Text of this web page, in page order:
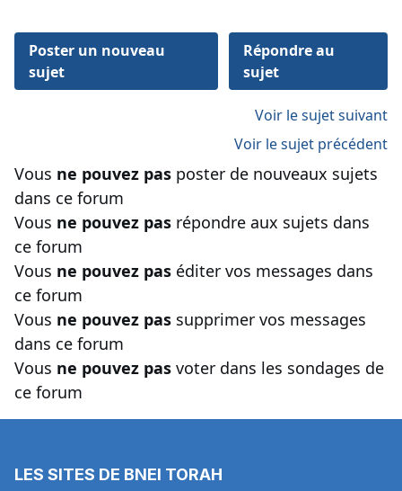
Poster un nouveau
sujet
Répondre au
sujet
Voir le sujet suivant
Voir le sujet précédent
Vous ne pouvez pas poster de nouveaux sujets
dans ce forum
Vous ne pouvez pas répondre aux sujets dans
ce forum
Vous ne pouvez pas éditer vos messages dans
ce forum
Vous ne pouvez pas supprimer vos messages
dans ce forum
Vous ne pouvez pas voter dans les sondages de
ce forum
LES SITES DE BNEI TORAH